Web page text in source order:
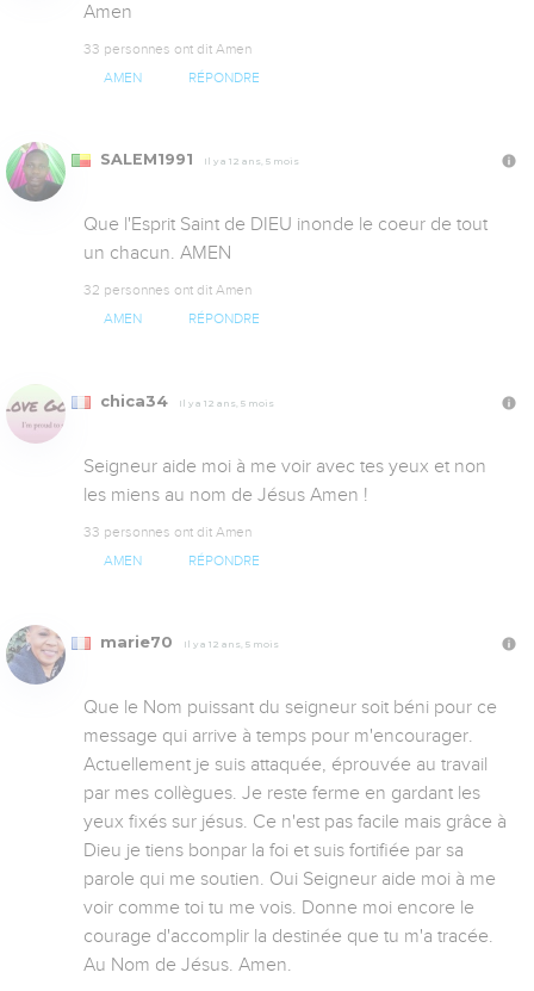
Amen
33 personnes ont dit Amen
AMEN RÉPONDRE
SALEM1991 Il y a 12 ans, 5 mois
Que l'Esprit Saint de DIEU inonde le coeur de tout
un chacun. AMEN
32 personnes ont dit Amen
AMEN RÉPONDRE
chica34 Il y a 12 ans, 5 mois
Seigneur aide moi à me voir avec tes yeux et non
les miens au nom de Jésus Amen !
33 personnes ont dit Amen
AMEN RÉPONDRE
marie70 Il y a 12 ans, 5 mois
Que le Nom puissant du seigneur soit béni pour ce
message qui arrive à temps pour m'encourager.
Actuellement je suis attaquée, éprouvée au travail
par mes collègues. Je reste ferme en gardant les
yeux fixés sur jésus. Ce n'est pas facile mais grâce à
Dieu je tiens bonpar la foi et suis fortifiée par sa
parole qui me soutien. Oui Seigneur aide moi à me
voir comme toi tu me vois. Donne moi encore le
courage d'accomplir la destinée que tu m'a tracée.
Au Nom de Jésus. Amen.